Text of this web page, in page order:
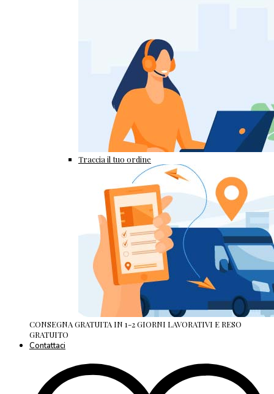
Traccia il tuo ordine
CONSEGNA GRATUITA IN 1-2 GIORNI LAVORATIVI E RESO
GRATUITO
Contattaci